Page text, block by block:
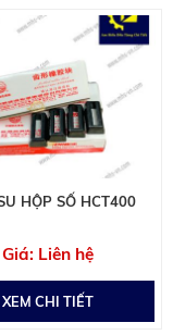
HỘP SỐ HCT400
Liên hệ
XEM CHI TIẾT